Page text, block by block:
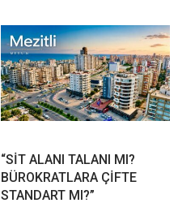
“SİT ALANI TALANI MI?
BÜROKRATLARA ÇİFTE
STANDART MI?”